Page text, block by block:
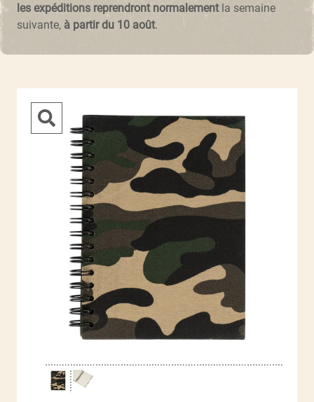
les expéditions reprendront normalementla semaine
suivante, à partir du 10 août.